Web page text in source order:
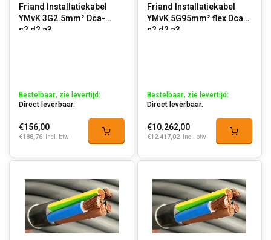
Friand Installatiekabel
YMvK 3G2.5mm² Dca-
s2,d2,a3
Bestelbaar, zie levertijd:
Direct leverbaar.
€156,00
€188,76 Incl. btw
Friand Installatiekabel
YMvK 5G95mm² flex Dca-
s2,d2,a3
Bestelbaar, zie levertijd:
Direct leverbaar.
€10.262,00
€12.417,02 Incl. btw